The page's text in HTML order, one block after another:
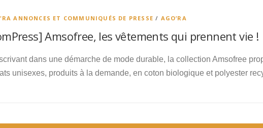
ANNONCES ET COMMUNIQUÉS DE PRESSE / AGO’RA
Amsofree, les vêtements qui prennent vie !
dans une démarche de mode durable, la collection Amsofree
unisexes, produits à la demande, en coton biologique et polyester